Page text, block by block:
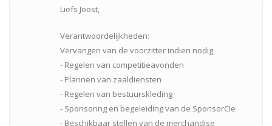
Liefs Joost,
Verantwoordelijkheden:
Vervangen van de voorzitter indien nodig
- Regelen van competitieavonden
- Plannen van zaaldiensten
- Regelen van bestuurskleding
- Sponsoring en begeleiding van de SponsorCie
- Beschikbaar stellen van de merchandise